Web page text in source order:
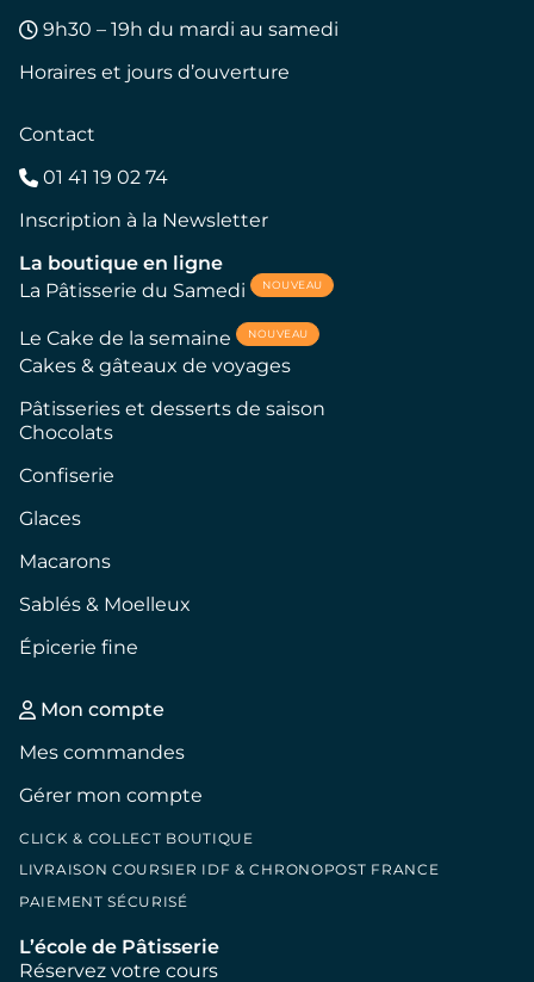
9h30 – 19h du mardi au samedi
Horaires et jours d’ouverture
Contact
01 41 19 02 74
Inscription à la Newsletter
La boutique en ligne
La Pâtisserie du Samedi
NOUVEAU
Le Cake de la semaine NOUVEAU
Cakes & gâteaux de voyages
Pâtisseries et desserts de saison
Chocolats
Confiserie
Glaces
Macarons
Sablés & Moelleux
Épicerie fine
Mon compte
Mes commandes
Gérer mon compte
CLICK & COLLECT BOUTIQUE
LIVRAISON COURSIER IDF & CHRONOPOST FRANCE
PAIEMENT SÉCURISÉ
L’école de Pâtisserie
Réservez votre cours